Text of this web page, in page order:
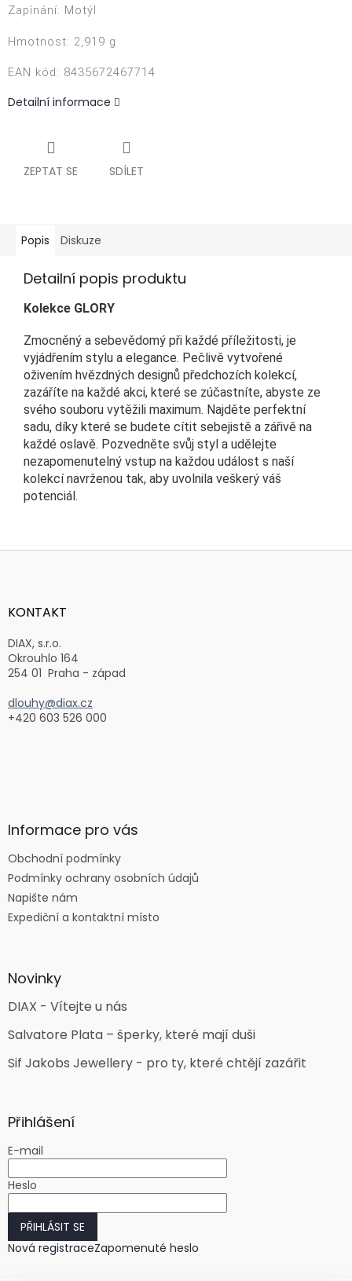
Zapínání: Motýl
Hmotnost: 2,919 g
EAN kód : 8435672467714
Detailní informace
ZEPTAT SE SDÍLET
Popis Diskuze
Detailní popis produktu
Kolekce GLORY
Zmocněný a sebevědomý při každé příležitosti, je
vyjádřením stylu a elegance. Pečlivě vytvořené
oživením hvězdných designů předchozích kolekcí,
zazáříte na každé akci, které se zúčastníte, abyste ze
svého souboru vytěžili maximum. Najděte perfektní
sadu, díky které se budete cítit sebejistě a zářivě na
každé oslavě. Pozvedněte svůj styl a udělejte
nezapomenutelný vstup na každou událost s naší
kolekcí navrženou tak, aby uvolnila veškerý váš
potenciál.
Z
aKONTAKT
DIAX, s.r.o.
Okrouhlo 164
254 01 Praha - západ
dlouhy@diax.cz
+420 603 526 000
Informace pro vás
Obchodní podmínky
Podmínky ochrany osobních údajů
Napište nám
Expediční a kontaktní místo
Novinky
DIAX - Vítejte u nás
Salvatore Plata – šperky, které mají duši
Sif Jakobs Jewellery - pro ty, které chtějí zazářit
Přihlášení
E-mail
Heslo
PŘIHLÁSIT SE
Nová registraceZapomenuté heslo